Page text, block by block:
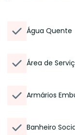
Água Quente
Área de
Armários
Banheiro